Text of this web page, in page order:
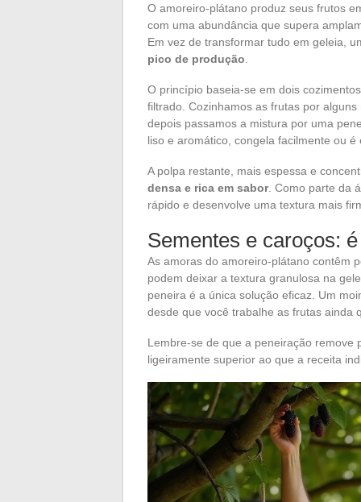
O amoreiro-plátano produz seus frutos
com uma abundância que supera
Em vez de transformar tudo em geleia,
pico de produção.
O princípio baseia-se em dois
filtrado. Cozinhamos as frutas por
depois passamos a mistura por uma
liso e aromático, congela facilmente ou
A polpa restante, mais espessa e
densa e rica em sabor. Como parte da
rápido e desenvolve uma textura mais
Sementes e caroços:
As amoras do amoreiro-plátano contêm
podem deixar a textura granulosa na
peneira é a única solução eficaz. Um
desde que você trabalhe as frutas ainda
Lembre-se de que a peneiração
ligeiramente superior ao que a receita